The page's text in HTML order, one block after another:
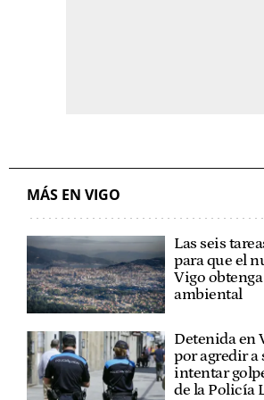
MÁS EN VIGO
Las seis
para que el
Vigo
ambiental
Detenida en
por agredir a
intentar
de la Policía